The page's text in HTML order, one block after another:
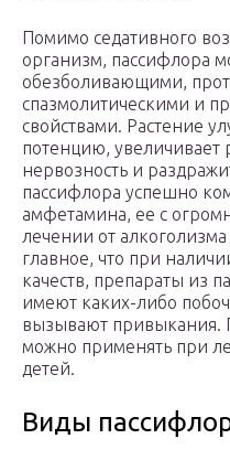
Помимо седативного
организм, пассифлора
обезболивающими,
спазмолитическими и
свойствами. Растение
потенцию, увеличивает
нервозность и
пассифлора успешно
амфетамина, ее с
лечении от
главное, что при
качеств, препараты из
имеют каких-либо
вызывают привыкания.
можно применять при
детей.
Виды